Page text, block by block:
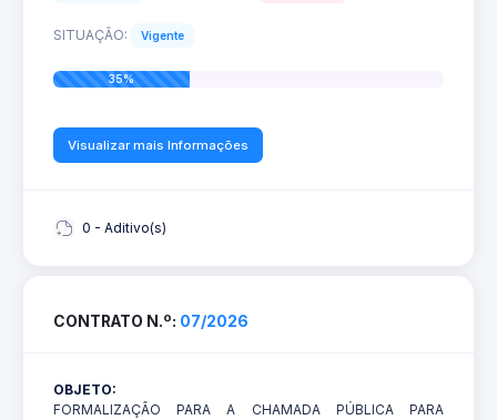
SITUAÇÃO: Vigente
35%
Visualizar mais Informações
0 - Aditivo(s)
CONTRATO N.º: 07/2026
OBJETO:
FORMALIZAÇÃO PARA A CHAMADA PÚBLICA PARA